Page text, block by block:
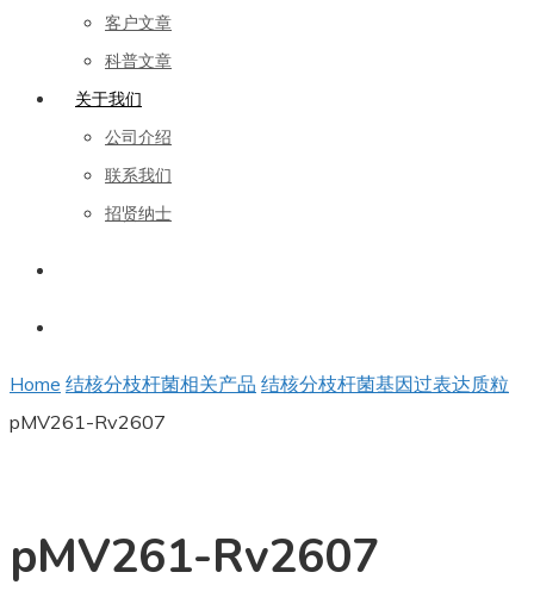
客户文章
科普文章
关于我们
公司介绍
联系我们
招贤纳士
Home 结核分枝杆菌相关产品 结核分枝杆菌基因过表达质粒
pMV261-Rv2607
pMV261-Rv2607